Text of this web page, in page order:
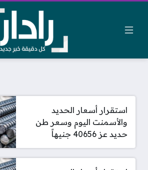
استقرار أسعار الحديد
والأسمنت اليوم وسعر طن
حديد عز 40656 جنيهاً